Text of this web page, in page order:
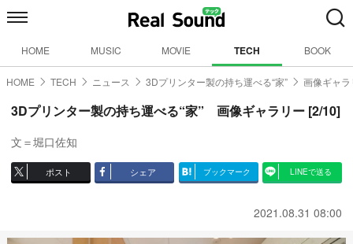
HOME MUSIC MOVIE TECH BOOK
HOME TECH ニュース 3Dプリンター製の持ち運べる“家” 画像ギャ
3Dプリンター製の持ち運べる“家” 画像ギャラリー [2/10]
文＝堀口佐知
ポスト シェア ブックマーク LINEで送る
2021.08.31 08:00